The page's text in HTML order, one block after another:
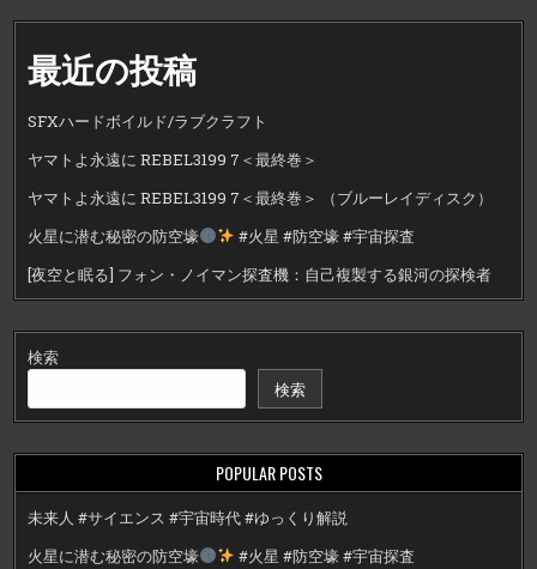
最近の投稿
SFXハードボイルド/ラブクラフト
ヤマトよ永遠に REBEL3199 7＜最終巻＞
ヤマトよ永遠に REBEL3199 7＜最終巻＞ （ブルーレイディスク）
火星に潜む秘密の防空壕
#火星 #防空壕 #宇宙探査
[夜空と眠る] フォン・ノイマン探査機：自己複製する銀河の探検者
検索
検索
POPULAR POSTS
未来人 #サイエンス #宇宙時代 #ゆっくり解説
火星に潜む秘密の防空壕
#火星 #防空壕 #宇宙探査